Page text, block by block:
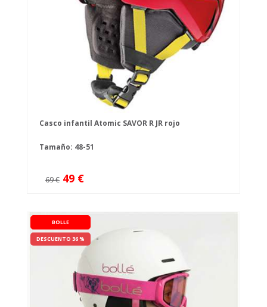
Casco infantil Atomic SAVOR R JR rojo
Tamaño: 48-51
69 € 49 €
BOLLE
DESCUENTO 36 %